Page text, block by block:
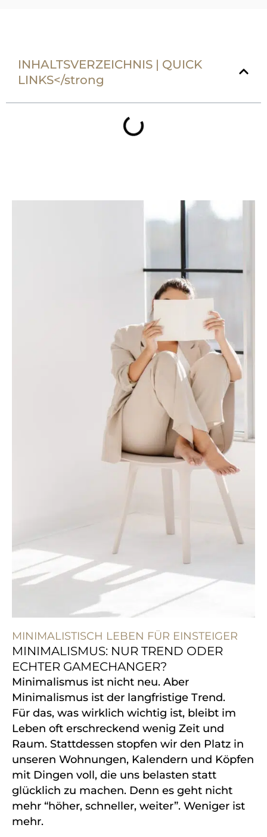
INHALTSVERZEICHNIS | QUICK
LINKS</strong
MINIMALISTISCH LEBEN FÜR EINSTEIGER
MINIMALISMUS: NUR TREND ODER
ECHTER GAMECHANGER?
Minimalismus ist nicht neu. Aber
Minimalismus ist der langfristige Trend.
Für das, was wirklich wichtig ist, bleibt im
Leben oft erschreckend wenig Zeit und
Raum. Stattdessen stopfen wir den Platz in
unseren Wohnungen, Kalendern und Köpfen
mit Dingen voll, die uns belasten statt
glücklich zu machen. Denn es geht nicht
mehr “höher, schneller, weiter”. Weniger ist
mehr.